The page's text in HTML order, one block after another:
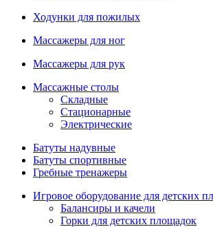
Ходунки для пожилых
Массажеры для ног
Массажеры для рук
Массажные столы
Складные
Стационарные
Электрические
Батуты надувные
Батуты спортивные
Гребные тренажеры
Игровое оборудование для детских
Балансиры и качели
Горки для детских площадок